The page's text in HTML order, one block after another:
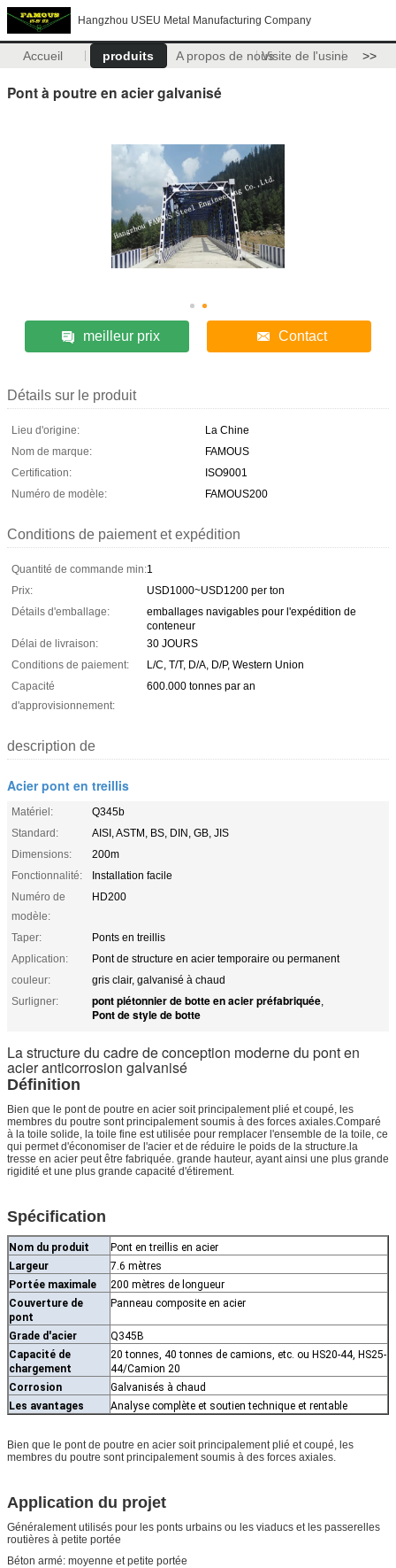
Hangzhou USEU Metal Manufacturing Company
Accueil produits A propos de nousVisite de l'usine >>
Pont à poutre en acier galvanisé
meilleur prix Contact
Détails sur le produit
Lieu d'origine:
La Chine
Nom de marque:
FAMOUS
Certification:
ISO9001
Numéro de modèle:
FAMOUS200
Conditions de paiement et expédition
Quantité de commande min:1
Prix:
USD1000~USD1200 per ton
Détails d'emballage:
emballages navigables pour l'expédition de
conteneur
Délai de livraison:
30 JOURS
Conditions de paiement:
L/C, T/T, D/A, D/P, Western Union
Capacité
d'approvisionnement:
600.000 tonnes par an
description de
Acier pont en treillis
Matériel:
Q345b
Standard:
AISI, ASTM, BS, DIN, GB, JIS
Dimensions:
200m
Fonctionnalité:
Installation facile
Numéro de
modèle:
HD200
Taper:
Ponts en treillis
Application:
Pont de structure en acier temporaire ou permanent
couleur:
gris clair, galvanisé à chaud
Surligner:
pont piétonnier de botte en acier préfabriquée,
Pont de style de botte
La structure du cadre de conception moderne du pont en
acier anticorrosion galvanisé
Définition
Bien que le pont de poutre en acier soit principalement plié et coupé, les
membres du poutre sont principalement soumis à des forces axiales.Comparé
à la toile solide, la toile fine est utilisée pour remplacer l'ensemble de la toile, ce
qui permet d'économiser de l'acier et de réduire le poids de la structure.la
tresse en acier peut être fabriquée. grande hauteur, ayant ainsi une plus grande
rigidité et une plus grande capacité d'étirement.
Spécification
Nom du produit
Pont en treillis en acier
Largeur
7.6 mètres
Portée maximale
200 mètres de longueur
Couverture de
pont
Panneau composite en acier
Grade d'acier
Q345B
Capacité de
chargement
20 tonnes, 40 tonnes de camions, etc. ou HS20-44, HS25-
44/Camion 20
Corrosion
Galvanisés à chaud
Les avantages
Analyse complète et soutien technique et rentable
Bien que le pont de poutre en acier soit principalement plié et coupé, les
membres du poutre sont principalement soumis à des forces axiales.
Application du projet
Généralement utilisés pour les ponts urbains ou les viaducs et les passerelles
routières à petite portée
Béton armé: moyenne et petite portée